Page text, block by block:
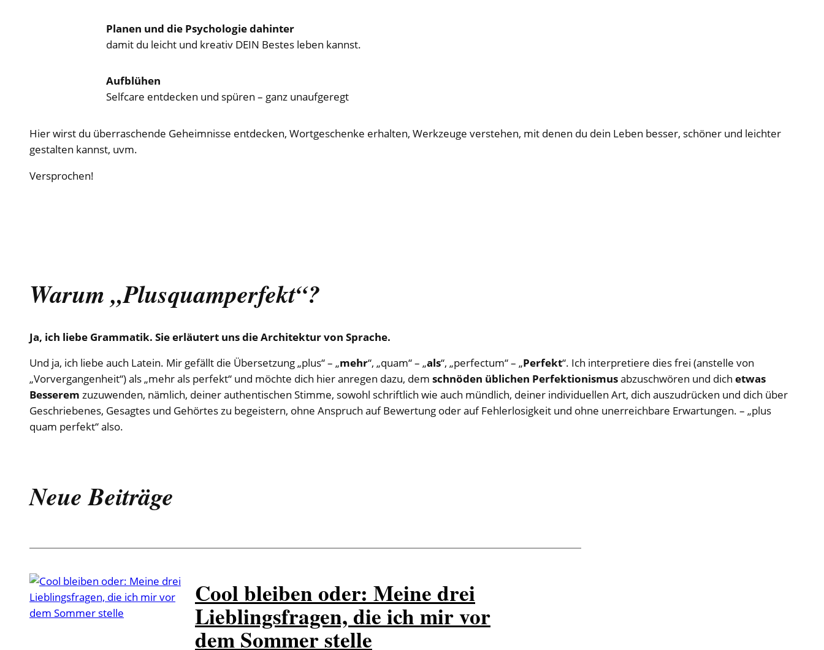
Planen und die Psychologie dahinter
damit du leicht und kreativ DEIN Bestes leben kannst.
Aufblühen
Selfcare entdecken und spüren – ganz unaufgeregt
Hier wirst du überraschende Geheimnisse entdecken, Wortgeschenke erhalten, Werkzeuge verstehen, mit denen du dein Leben besser, schöner und leichter
gestalten kannst, uvm.
Versprochen!
Warum „Plusquamperfekt“?
Ja, ich liebe Grammatik. Sie erläutert uns die Architektur von Sprache.
Und ja, ich liebe auch Latein. Mir gefällt die Übersetzung „plus“ – „mehr“, „quam“ – „als“, „perfectum“ – „Perfekt“. Ich interpretiere dies frei (anstelle von
„Vorvergangenheit“) als „mehr als perfekt“ und möchte dich hier anregen dazu, dem schnöden üblichen Perfektionismusabzuschwören und dich etwas
Besserem zuzuwenden, nämlich, deiner authentischen Stimme, sowohl schriftlich wie auch mündlich, deiner individuellen Art, dich auszudrücken und dich über
Geschriebenes, Gesagtes und Gehörtes zu begeistern, ohne Anspruch auf Bewertung oder auf Fehlerlosigkeit und ohne unerreichbare Erwartungen. – „plus
quam perfekt“ also.
Neue Beiträge
Cool bleiben oder: Meine drei
Lieblingsfragen, die ich mir vor
dem Sommer stelle